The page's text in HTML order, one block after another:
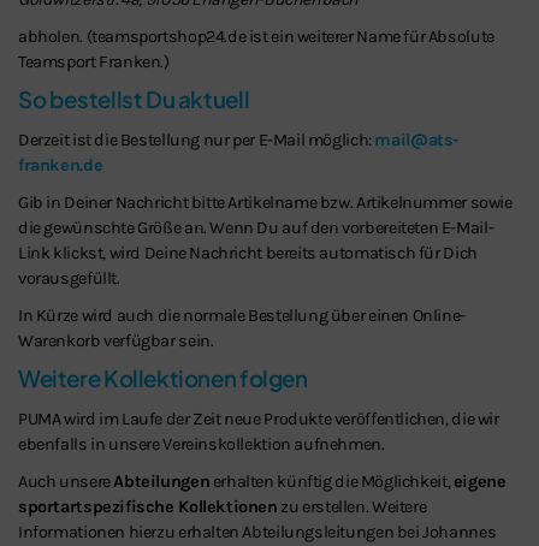
abholen. (teamsportshop24.de ist ein weiterer Name für Absolute
Teamsport Franken.)
So bestellst Du aktuell
Derzeit ist die Bestellung nur per E-Mail möglich:mail@ats-
franken.de
Gib in Deiner Nachricht bitte Artikelname bzw. Artikelnummer sowie
die gewünschte Größe an. Wenn Du auf den vorbereiteten E-Mail-
Link klickst, wird Deine Nachricht bereits automatisch für Dich
vorausgefüllt.
In Kürze wird auch die normale Bestellung über einen Online-
Warenkorb verfügbar sein.
Weitere Kollektionen folgen
PUMA wird im Laufe der Zeit neue Produkte veröffentlichen, die wir
ebenfalls in unsere Vereinskollektion aufnehmen.
Auch unsereAbteilungen erhalten künftig die Möglichkeit,eigene
sportartspezifische Kollektionen zu erstellen. Weitere
Informationen hierzu erhalten Abteilungsleitungen bei Johannes